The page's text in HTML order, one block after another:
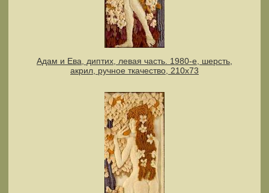
Адам и Ева, диптих, левая часть. 1980-е, шерсть,
акрил, ручное ткачество, 210х73